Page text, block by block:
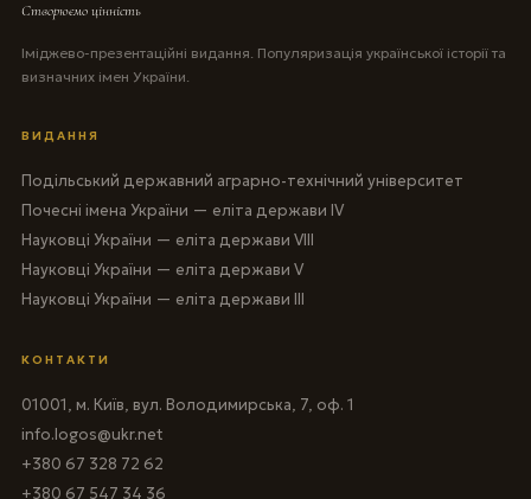
Створюємо цінність
Іміджево-презентаційні видання. Популяризація української історії та
визначних імен України.
ВИДАННЯ
Подільський державний аграрно-технічний університет
Почесні імена України — еліта держави IV
Науковці України — еліта держави VIII
Науковці України — еліта держави V
Науковці України — еліта держави III
КОНТАКТИ
01001, м. Київ, вул. Володимирська, 7, оф. 1
info.logos@ukr.net
+380 67 328 72 62
+380 67 547 34 36